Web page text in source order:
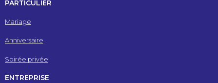
PARTICULIER
Mariage
Anniversaire
Soirée privée
ENTREPRISE